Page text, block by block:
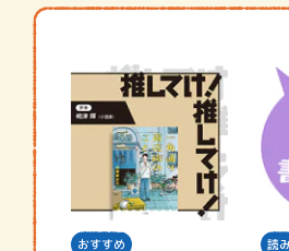
おすすめ 読